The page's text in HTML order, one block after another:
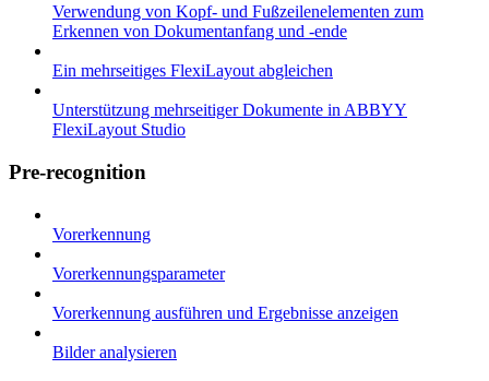
Verwendung von Kopf- und Fußzeilenelementen zum
Erkennen von Dokumentanfang und -ende
Ein mehrseitiges FlexiLayout abgleichen
Unterstützung mehrseitiger Dokumente in ABBYY
FlexiLayout Studio
Pre-recognition
Vorerkennung
Vorerkennungsparameter
Vorerkennung ausführen und Ergebnisse anzeigen
Bilder analysieren